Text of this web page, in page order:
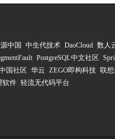
中国 中生代技术 DaoCloud 数人
PostgreSQL中文社区
国社区 华云 ZEGO即构科技 联
软件 轻流无代码平台